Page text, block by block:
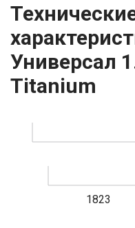
Универсал
Titanium
1823